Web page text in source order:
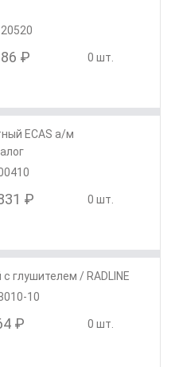
₽ 0 шт.
ECAS а/м
₽ 0 шт.
глушителем / RADLINE
10
₽ 0 шт.